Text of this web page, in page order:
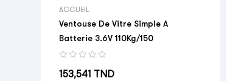
ACCUEIL
Ventouse De Vitre Simple A
Batterie 3.6V 110Kg/150
Prix
153,541 TND